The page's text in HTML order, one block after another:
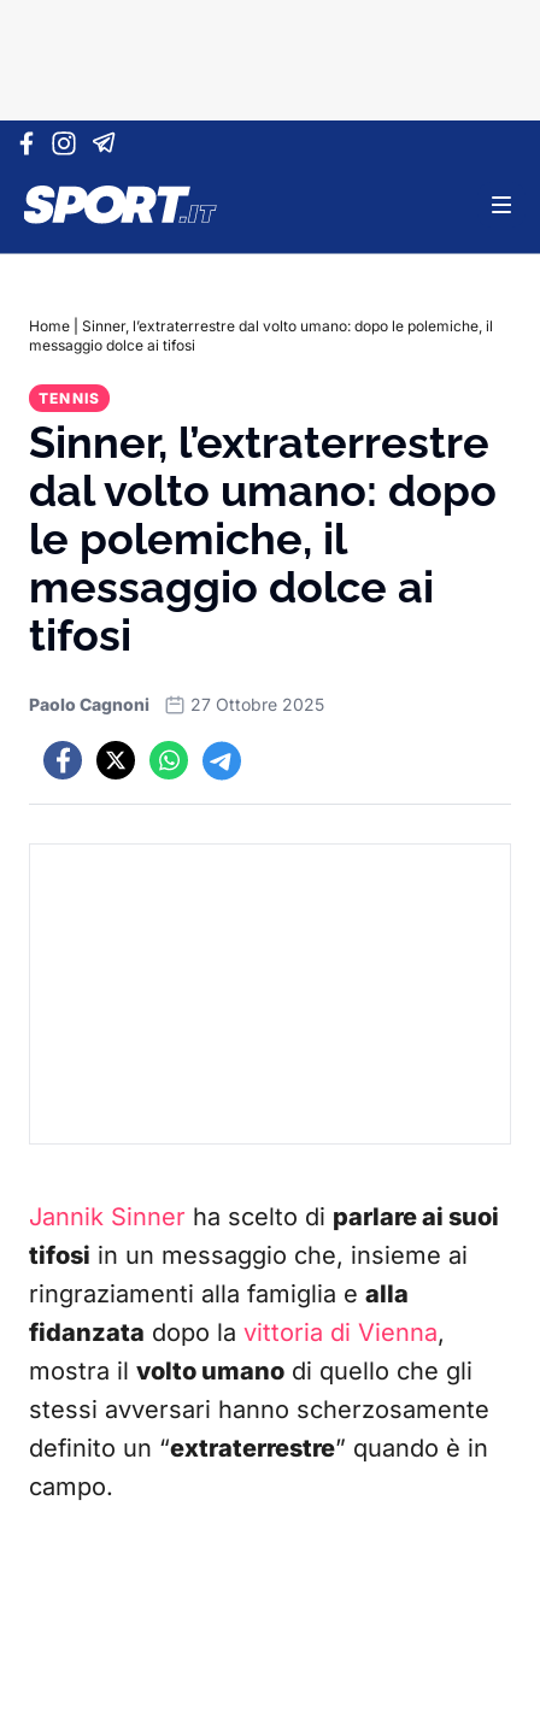
Vai al contenuto
Home
Sinner, l’extraterrestre dal volto umano: dopo le polemiche, il
messaggio dolce ai tifosi
TENNIS
Sinner, l’extraterrestre
dal volto umano: dopo
le polemiche, il
messaggio dolce ai
tifosi
Paolo Cagnoni 27 Ottobre 2025
Jannik Sinner ha scelto di parlare ai suoi
tifosi in un messaggio che, insieme ai
ringraziamenti alla famiglia e alla
fidanzata dopo la vittoria di Vienna,
mostra il volto umano di quello che gli
stessi avversari hanno scherzosamente
definito un “extraterrestre” quando è in
campo.